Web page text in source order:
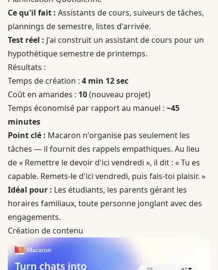
Ce qu'il fait : Assistants de cours, suiveurs de tâches,
plannings de semestre, listes d'arrivée.
Test réel : J'ai construit un assistant de cours pour un
hypothétique semestre de printemps.
Résultats :
Temps de création : 4 min 12 sec
Coût en amandes : 10(nouveau projet)
Temps économisé par rapport au manuel : ~45
minutes
Point clé : Macaron n'organise pas seulement les
tâches — il fournit des rappels empathiques. Au lieu
de « Remettre le devoir d'ici vendredi », il dit : « Tu es
capable. Remets-le d'ici vendredi, puis fais-toi plaisir. »
Idéal pour : Les étudiants, les parents gérant les
horaires familiaux, toute personne jonglant avec des
engagements.
Création de contenu